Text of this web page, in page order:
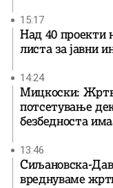
15:17
Над 40 проекти
листа за јавни
14:24
Мицкоски:
потсетување
безбедноста
13:46
Сиљановска-
вреднуваме